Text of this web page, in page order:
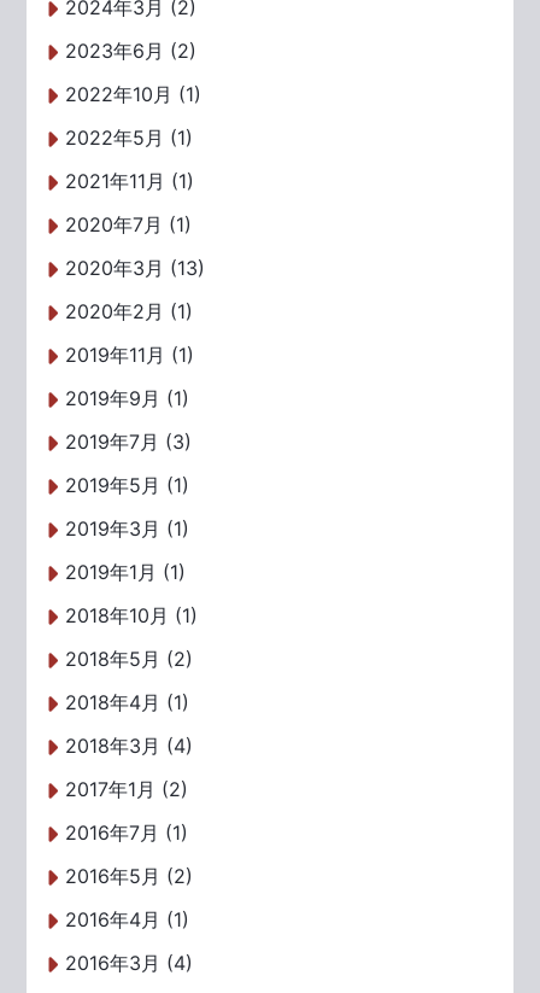
2024年3月 (2)
2023年6月 (2)
2022年10月 (1)
2022年5月 (1)
2021年11月 (1)
2020年7月 (1)
2020年3月 (13)
2020年2月 (1)
2019年11月 (1)
2019年9月 (1)
2019年7月 (3)
2019年5月 (1)
2019年3月 (1)
2019年1月 (1)
2018年10月 (1)
2018年5月 (2)
2018年4月 (1)
2018年3月 (4)
2017年1月 (2)
2016年7月 (1)
2016年5月 (2)
2016年4月 (1)
2016年3月 (4)